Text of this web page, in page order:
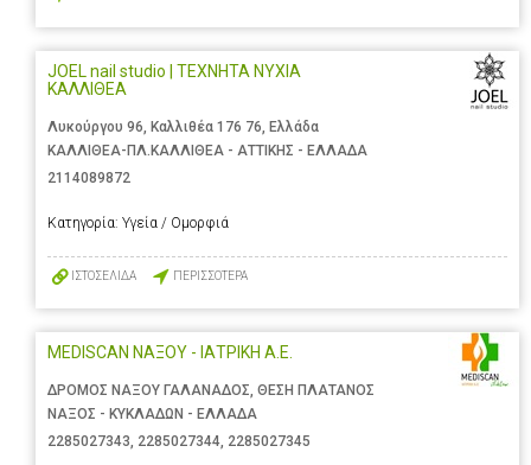
JOEL nail studio | ΤΕΧΝΗΤΑ ΝΥΧΙΑ
ΚΑΛΛΙΘΕΑ
Λυκούργου 96, Καλλιθέα 176 76, Ελλάδα
ΚΑΛΛΙΘΕΑ-ΠΛ.ΚΑΛΛΙΘΕΑ - ΑΤΤΙΚΗΣ - ΕΛΛΑΔΑ
2114089872
Κατηγορία: Υγεία / Ομορφιά
ΙΣΤΟΣΕΛΙΔΑ ΠΕΡΙΣΣΟΤΕΡΑ
MEDISCAN ΝΑΞΟΥ - ΙΑΤΡΙΚΗ Α.Ε.
ΔΡΟΜΟΣ ΝΑΞΟΥ ΓΑΛΑΝΑΔΟΣ, ΘΕΣΗ ΠΛΑΤΑΝΟΣ
ΝΑΞΟΣ - ΚΥΚΛΑΔΩΝ - ΕΛΛΑΔΑ
2285027343, 2285027344, 2285027345